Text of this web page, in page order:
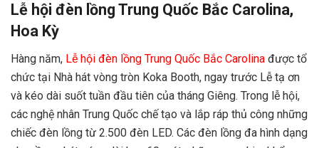
Lễ hội đèn lồng Trung Quốc Bắc Carolina,
Hoa Kỳ
Hàng năm, Lễ hội đèn lồng Trung Quốc Bắc Carolina được tổ
chức tại Nhà hát vòng tròn Koka Booth, ngay trước Lễ tạ ơn
và kéo dài suốt tuần đầu tiên của tháng Giêng. Trong lễ hội,
các nghệ nhân Trung Quốc chế tạo và lắp ráp thủ công những
chiếc đèn lồng từ 2.500 đèn LED. Các đèn lồng đa hình dạng